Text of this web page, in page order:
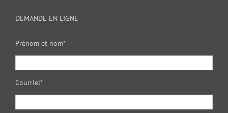
DEMANDE EN LIGNE
Prénom et nom*
Courriel*